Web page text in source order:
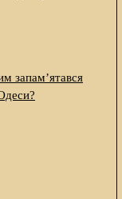
запам’ятався